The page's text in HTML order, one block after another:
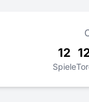
12
Spiele